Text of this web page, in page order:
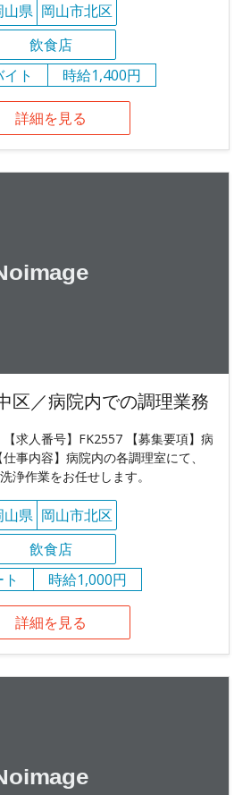
山県 岡山市北区
飲食店
ト
時給1,400円
詳細を見る
区／病院内での調理業務
【求人番号】FK2557 【募集要項】病
事内容】病院内の各調理室にて、
浄作業をお任せします。
山県 岡山市北区
飲食店
時給1,000円
詳細を見る